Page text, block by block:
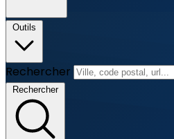
Outils
Rechercher
Rechercher